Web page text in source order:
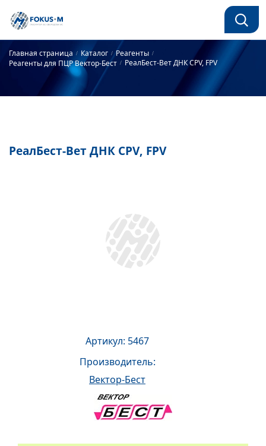
Главная страница Каталог
Реагенты
Реагенты для ПЦР Вектор-Бест
РеалБест-Вет ДНК CPV, FPV
РеалБест-Вет ДНК CPV, FPV
Артикул: 5467
Производитель:
Вектор-Бест